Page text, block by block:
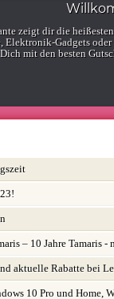
zeigt dir die
Elektronik-Gadgets
mit den besten
– 10 Jahre Tamaris -
aktuelle Rabatte bei
10 Pro und Home,